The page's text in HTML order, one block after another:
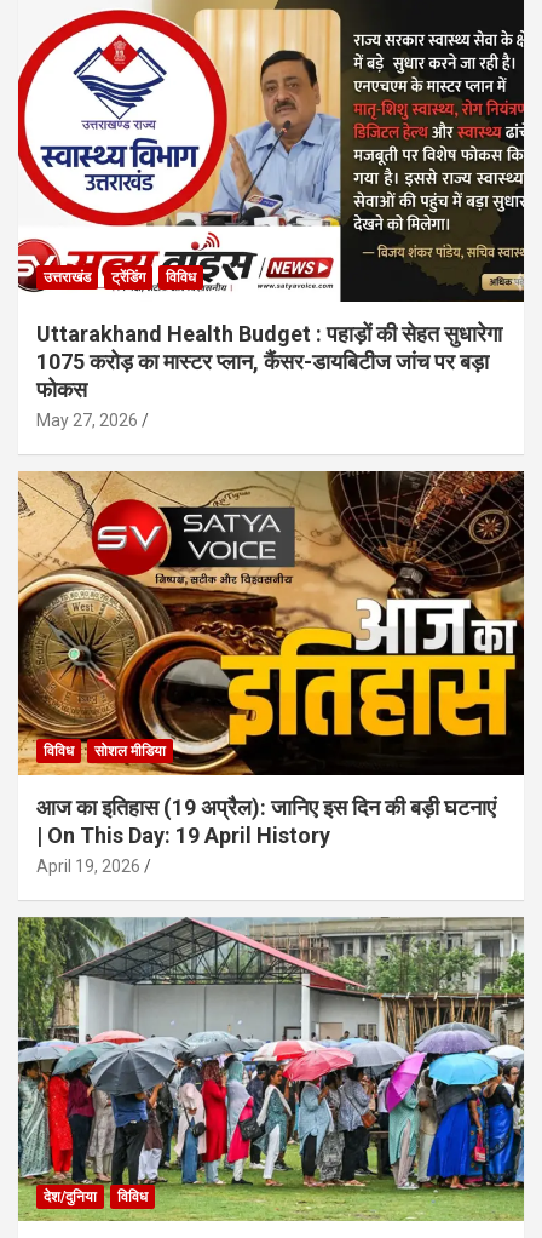
उत्तराखंड ट्रेंडिंग विविध
Uttarakhand Health Budget : पहाड़ों की सेहत सुधारेगा
1075 करोड़ का मास्टर प्लान, कैंसर-डायबिटीज जांच पर बड़ा
फोकस
May 27, 2026
विविध सोशल मीडिया
आज का इतिहास (19 अप्रैल): जानिए इस दिन की बड़ी घटनाएं
| On This Day: 19 April History
April 19, 2026
देश/दुनिया विविध